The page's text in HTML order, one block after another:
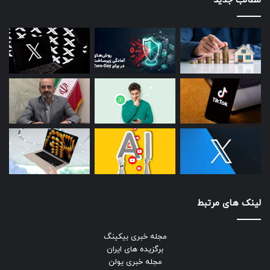
از این مطالعات برای بهبود جنبه‌های برنامه‌ریزی شهری و مدیریت
بحران استفاده می‌شود.
برنامه‌ریزان حمل‌ونقل
برنامه‌ریزان حمل‌ونقل سالانه به‌طور متوسط ۸۱,۸۰۰ دلار درآمد دارند.
در سال ۲۰۲۳ تعداد ۴۵,۲۰۰ شغل در این زمینه وجود داشت و
انتظار می‌رود طی ۱۰ سال آینده ۴ درصد رشد داشته باشد. مدرک
تحصیلی موردنیاز معمولا مدرک کارشناسی ارشد است. برنامه‌ریزان
حمل‌ونقل، راه‌حل‌هایی برای مشکلات مختلف حمل‌ونقلی مانند
ترافیک و افزایش دسترسی به دوچرخه ارائه می‌دهند.
لینک های مرتبط
مجله خبری بیکینگ
برگزیده های ایران
مجله خبری یولن